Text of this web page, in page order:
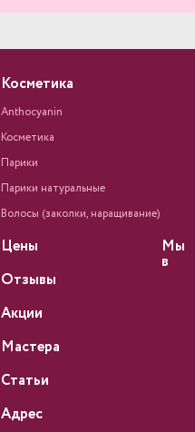
Косметика
Anthocyanin
Косметика
Парики
Парики натуральные
Волосы (заколки, наращивание)
Цены
Отзывы
Акции
Мастера
Статьи
Адрес
Мы
в